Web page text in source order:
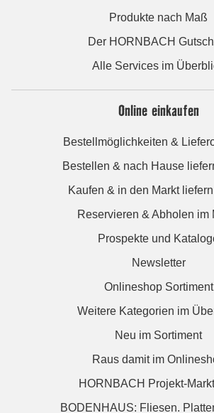
Produkte nach Maß
Der HORNBACH
Alle Services im
Online einkaufen
Bestellmöglichkeiten &
Bestellen & nach Hause
Kaufen & in den Markt
Reservieren & Abholen im
Prospekte und
Newsletter
Onlineshop Sortiment
Weitere Kategorien im
Neu im Sortiment
Raus damit im
HORNBACH Projekt-
BODENHAUS: Fliesen.